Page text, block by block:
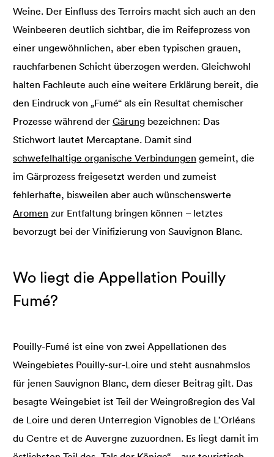
Weine. Der Einfluss des Terroirs macht sich auch an den
Weinbeeren deutlich sichtbar, die im Reifeprozess von
einer ungewöhnlichen, aber eben typischen grauen,
rauchfarbenen Schicht überzogen werden. Gleichwohl
halten Fachleute auch eine weitere Erklärung bereit, die
den Eindruck von „Fumé“ als ein Resultat chemischer
Prozesse während der Gärung bezeichnen: Das
Stichwort lautet Mercaptane. Damit sind
schwefelhaltige organische Verbindungen gemeint, die
im Gärprozess freigesetzt werden und zumeist
fehlerhafte, bisweilen aber auch wünschenswerte
Aromen zur Entfaltung bringen können – letztes
bevorzugt bei der Vinifizierung von Sauvignon Blanc.
Wo liegt die Appellation Pouilly
Fumé?
Pouilly-Fumé ist eine von zwei Appellationen des
Weingebietes Pouilly-sur-Loire und steht ausnahmslos
für jenen Sauvignon Blanc, dem dieser Beitrag gilt. Das
besagte Weingebiet ist Teil der Weingroßregion des Val
de Loire und deren Unterregion Vignobles de L’Orléans
du Centre et de Auvergne zuzuordnen. Es liegt damit im